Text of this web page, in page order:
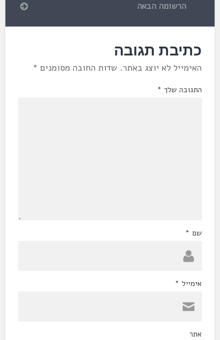
הרשומה הבאה
כתיבת תגובה
האימייל לא יוצג באתר. שדות החובה מסומנים *
התגובה שלך *
שם *
אימייל *
אתר